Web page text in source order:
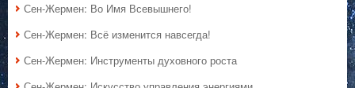
Сен-Жермен: Во Имя Всевышнего!
Сен-Жермен: Всё изменится навсегда!
Сен-Жермен: Инструменты духовного роста